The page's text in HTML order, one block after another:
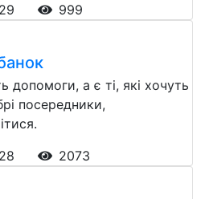
999
допомоги, а є ті, які хочуть
посередники,
2073